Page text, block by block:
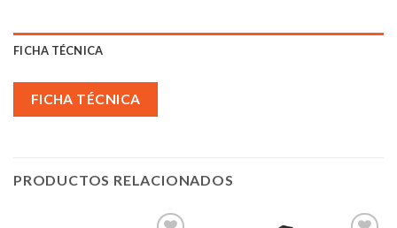
FICHA TÉCNICA
FICHA TÉCNICA
PRODUCTOS RELACIONADOS